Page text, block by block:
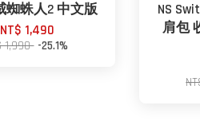
蜘蛛人2 中文版
NT$ 1,490
1,990 -25.1%
NS
肩包